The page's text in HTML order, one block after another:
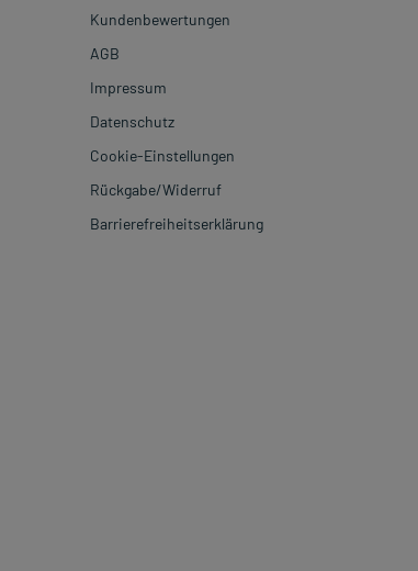
Hausapotheke Kostencheck
Herstellungsorte von Arzneimitteln
Reiseapotheke 2025 Preisvergleich
Lesbarkeitsanalyse von
Mediathek
Pressekontakt
Affiliate
Apotheken Werbung
Kundenbewertungen
AGB
Impressum
Datenschutz
Cookie-Einstellungen
Rückgabe/Widerruf
Barrierefreiheitserklärung